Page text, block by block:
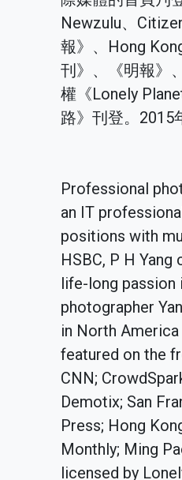
Newzulu、
報》、Hong
刊》、《明報》
權《Lonely
路》刊登。2015
Professional
an IT
positions with
HSBC, P H
life-long passion
photographer
in North
featured on the
CNN;
Demotix; San
Press; Hong
Monthly; Ming
licensed by